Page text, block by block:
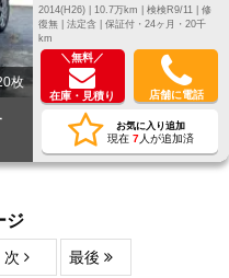
枚
2014(H26) | 10.7万km | 検検R9/11 | 修
復無 | 法定含 | 保証付・24ヶ月・20千
km
＼無料／
在庫・見積り 店舗に電話
お気に入り追加
現在 7人が追加済
ジ
最後